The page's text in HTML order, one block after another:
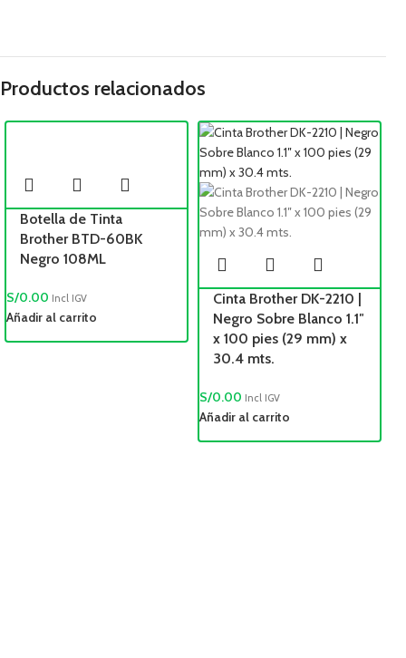
Productos relacionados
Botella de Tinta
Brother BTD-60BK
Negro 108ML
S/0.00 Incl IGV
Añadir al carrito
Cinta Brother DK-2210 |
Negro Sobre Blanco 1.1″
x 100 pies (29 mm) x
30.4 mts.
S/0.00 Incl IGV
Añadir al carrito